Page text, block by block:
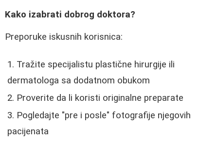
Kako izabrati dobrog doktora?
Preporuke iskusnih korisnica:
Tražite specijalistu plastične hirurgije ili
dermatologa sa dodatnom obukom
Proverite da li koristi originalne preparate
Pogledajte "pre i posle" fotografije njegovih
pacijenata